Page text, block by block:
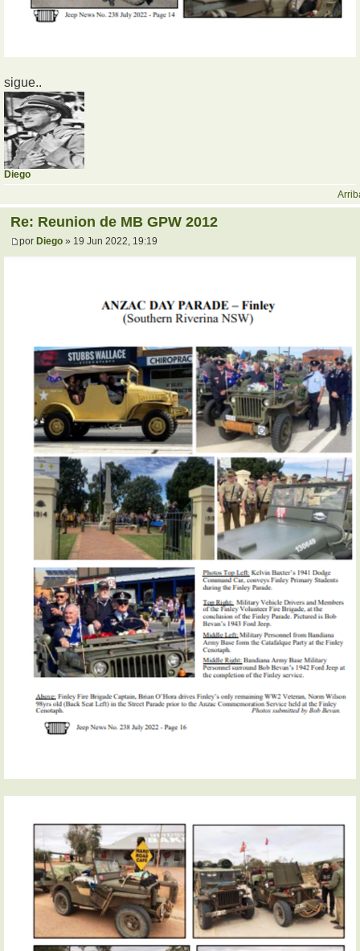
sigue..
Diego
Re: Reunion de MB GPW 2012
por Diego » 19 Jun 2022, 19:19